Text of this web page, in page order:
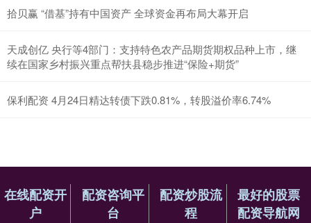
拾贝赢 “借基”持有中国资产 全球资金再布局大幕开启
天成创亿 央行等4部门：支持特色农产品期货期权品种上市，继
续在国家乡村振兴重点帮扶县稳步推进“保险+期货”
保利配资 4月24日精达转债下跌0.81%，转股溢价率6.74%
在线配资开
户
配资咨询平
台
配资炒股流
程
最好的股票
配资导航网